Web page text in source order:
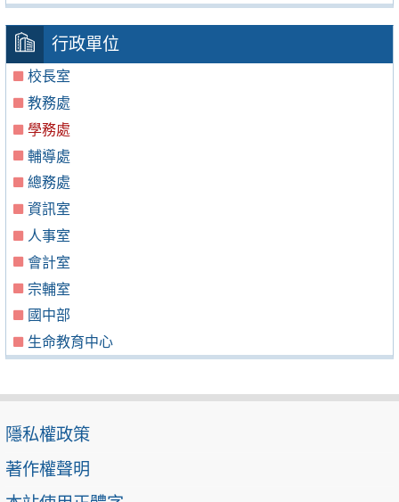
行政單位
校長室
教務處
學務處
輔導處
總務處
資訊室
人事室
會計室
宗輔室
國中部
生命教育中心
隱私權政策
著作權聲明